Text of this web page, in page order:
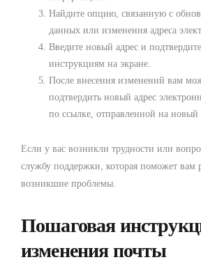
Найдите опцию, связанную с
данных или изменения адреса
Введите новый адрес и
инструкциям на экране.
После внесения изменений вам
подтвердить новый адрес
по ссылке, отправленной на новый
Если у вас возникли трудности или
службу поддержки, которая поможет вам
возникшие проблемы.
Пошаговая
изменения почты